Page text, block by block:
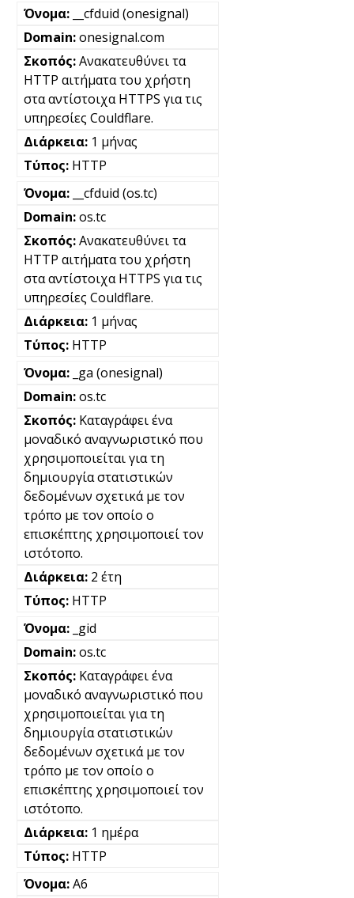
__cfduid (onesignal)
onesignal.com
Ανακατευθύνει τα
HTTP αιτήματα του χρήστη
στα αντίστοιχα HTTPS για τις
υπηρεσίες Couldflare.
1 μήνας
HTTP
__cfduid (os.tc)
os.tc
Ανακατευθύνει τα
HTTP αιτήματα του χρήστη
στα αντίστοιχα HTTPS για τις
υπηρεσίες Couldflare.
1 μήνας
HTTP
_ga (onesignal)
os.tc
Καταγράφει ένα
μοναδικό αναγνωριστικό που
χρησιμοποιείται για τη
δημιουργία στατιστικών
δεδομένων σχετικά με τον
τρόπο με τον οποίο ο
επισκέπτης χρησιμοποιεί τον
ιστότοπο.
2 έτη
HTTP
_gid
os.tc
Καταγράφει ένα
μοναδικό αναγνωριστικό που
χρησιμοποιείται για τη
δημιουργία στατιστικών
δεδομένων σχετικά με τον
τρόπο με τον οποίο ο
επισκέπτης χρησιμοποιεί τον
ιστότοπο.
1 ημέρα
HTTP
A6